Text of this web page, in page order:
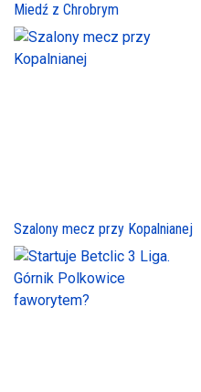
Miedź z Chrobrym
Szalony mecz przy Kopalnianej